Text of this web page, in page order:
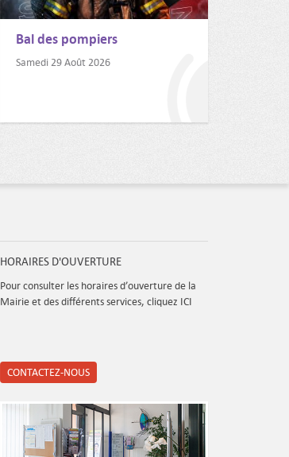
Bal des pompiers
Samedi 29 Août 2026
HORAIRES D'OUVERTURE
Pour consulter les horaires d’ouverture de la
Mairie et des différents services, cliquez ICI
CONTACTEZ-NOUS